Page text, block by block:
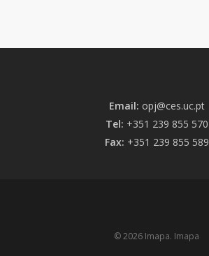
Email: opj@ces.uc.pt
Tel: +351 239 855 570
Fax: +351 239 855 589
© 2026 Imapa. Imapa